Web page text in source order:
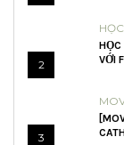
2
HỌC
VỚI
3